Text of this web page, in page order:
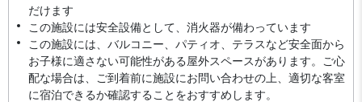
だけます
この施設には安全設備として、消火器が備わっています
この施設には、バルコニー、パティオ、テラスなど安全面から
お子様に適さない可能性がある屋外スペースがあります。ご心
配な場合は、ご到着前に施設にお問い合わせの上、適切な客室
に宿泊できるか確認することをおすすめします。